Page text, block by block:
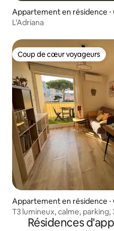
Appartement en résidence ⋅
L'Adriana
Coup de cœur voyageurs
Coup de cœur voyageurs
Appartement en résidence ⋅
T3 lumineux, calme, parking,
Résidences